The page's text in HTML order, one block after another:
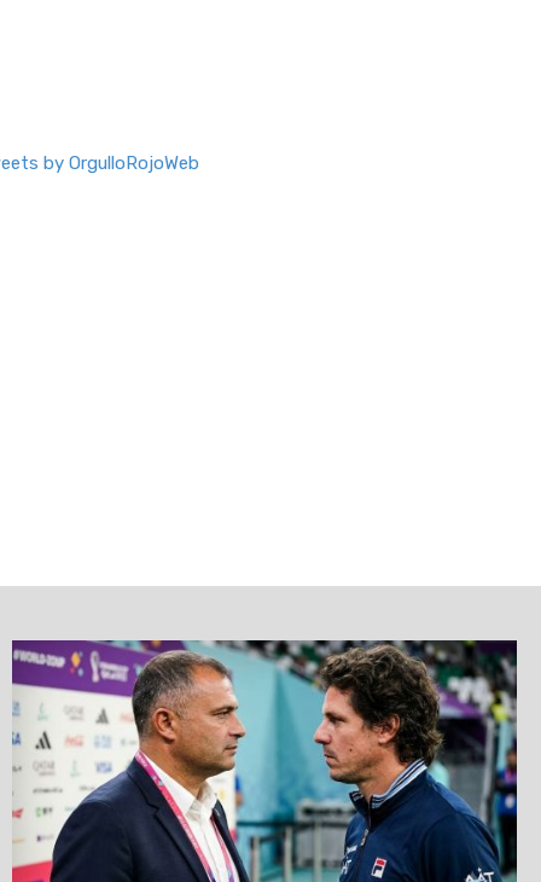
by OrgulloRojoWeb